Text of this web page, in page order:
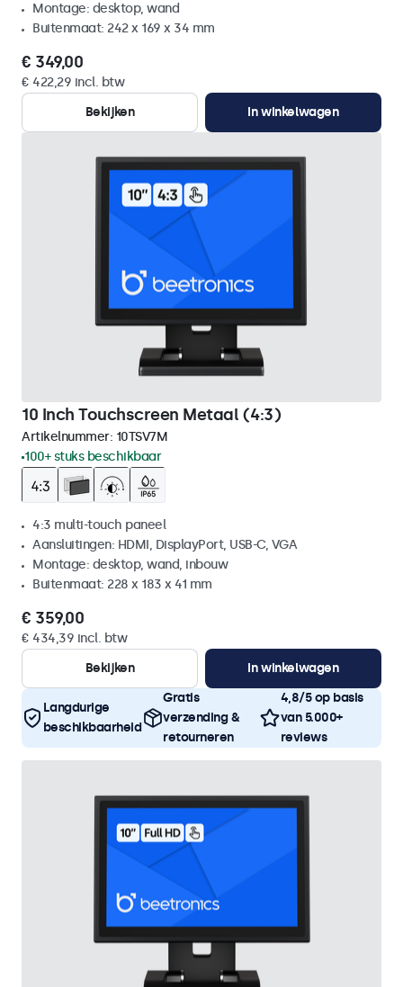
Montage: desktop, wand
Buitenmaat: 242 x 169 x 34 mm
€ 349,00
€ 422,29 incl. btw
Bekijken
In winkelwagen
10 Inch Touchscreen Metaal (4:3)
Artikelnummer: 10TSV7M
100+ stuks beschikbaar
4:3 multi-touch paneel
Aansluitingen: HDMI, DisplayPort, USB-C, VGA
Montage: desktop, wand, inbouw
Buitenmaat: 228 x 183 x 41 mm
€ 359,00
€ 434,39 incl. btw
Bekijken
In winkelwagen
Langdurige
beschikbaarheid
Gratis
verzending &
retourneren
4,8/5 op basis
van 5.000+
reviews